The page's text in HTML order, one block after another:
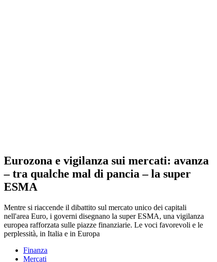
Eurozona e vigilanza sui mercati: avanza
– tra qualche mal di pancia – la super
ESMA
Mentre si riaccende il dibattito sul mercato unico dei capitali
nell'area Euro, i governi disegnano la super ESMA, una vigilanza
europea rafforzata sulle piazze finanziarie. Le voci favorevoli e le
perplessità, in Italia e in Europa
Finanza
Mercati